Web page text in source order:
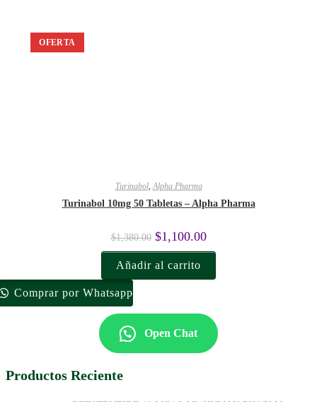
OFERTA
Turinabol,Alpha Pharma
Turinabol 10mg 50 Tabletas – Alpha Pharma
$1,380.00 $1,100.00
Añadir al carrito
Comprar por Whatsapp
Open Chat
Productos Reciente